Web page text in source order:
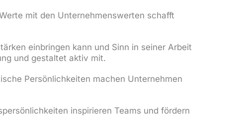
mit den Unternehmenswerten schafft
einbringen kann und Sinn in seiner Arbeit
und gestaltet aktiv mit.
Persönlichkeiten machen Unternehmen
inspirieren Teams und fördern